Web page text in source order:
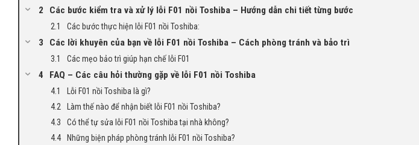
Các bước kiểm tra và xử lý lỗi F01 nồi Toshiba – Hướng dẫn chi tiết từng bước
Các bước thực hiện lỗi F01 nồi Toshiba:
Các lời khuyên của bạn về lỗi F01 nồi Toshiba – Cách phòng tránh và bảo trì
Các mẹo bảo trì giúp hạn chế lỗi F01
FAQ – Các câu hỏi thường gặp về lỗi F01 nồi Toshiba
Lỗi F01 nồi Toshiba là gì?
Làm thế nào để nhận biết lỗi F01 nồi Toshiba?
Có thể tự sửa lỗi F01 nồi Toshiba tại nhà không?
Những biện pháp phòng tránh lỗi F01 nồi Toshiba?